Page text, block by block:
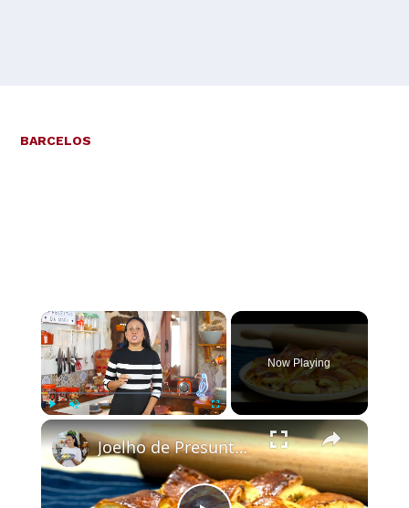
BARCELOS
×
Now Playing
×
Joelho de Presunto e Queijo: Receita de Enroladinho Fofinho